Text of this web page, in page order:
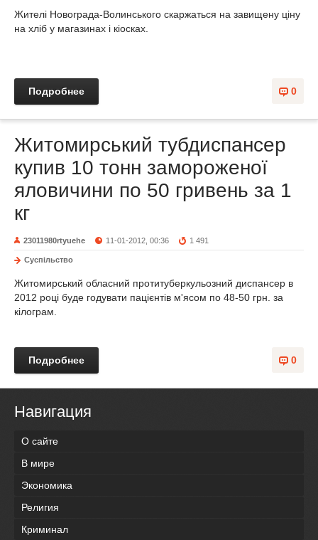
Жителі Новограда-Волинського скаржаться на завищену ціну
на хліб у магазинах і кіосках.
0
Подробнее
Житомирський тубдиспансер
купив 10 тонн замороженої
яловичини по 50 гривень за 1
кг
23011980rtyuehe 11-01-2012, 00:36 1 491
Суспільство
Житомирський обласний протитуберкульозний диспансер в
2012 році буде годувати пацієнтів м'ясом по 48-50 грн. за
кілограм.
0
Подробнее
Навигация
О сайте
В мире
Экономика
Религия
Криминал